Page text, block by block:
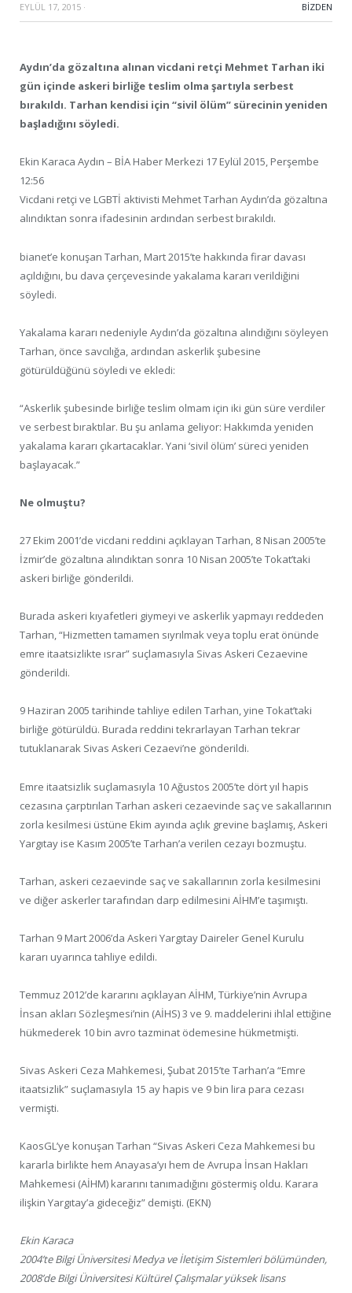
EYLÜL 17, 2015 · BIZDEN
Aydın’da gözaltına alınan vicdani retçi Mehmet Tarhan iki
gün içinde askeri birliğe teslim olma şartıyla serbest
bırakıldı. Tarhan kendisi için “sivil ölüm” sürecinin yeniden
başladığını söyledi.
Ekin Karaca Aydın – BİA Haber Merkezi 17 Eylül 2015, Perşembe
12:56
Vicdani retçi ve LGBTİ aktivisti Mehmet Tarhan Aydın’da gözaltına
alındıktan sonra ifadesinin ardından serbest bırakıldı.
bianet’e konuşan Tarhan, Mart 2015’te hakkında firar davası
açıldığını, bu dava çerçevesinde yakalama kararı verildiğini
söyledi.
Yakalama kararı nedeniyle Aydın’da gözaltına alındığını söyleyen
Tarhan, önce savcılığa, ardından askerlik şubesine
götürüldüğünü söyledi ve ekledi:
“Askerlik şubesinde birliğe teslim olmam için iki gün süre verdiler
ve serbest bıraktılar. Bu şu anlama geliyor: Hakkımda yeniden
yakalama kararı çıkartacaklar. Yani ‘sivil ölüm’ süreci yeniden
başlayacak.”
Ne olmuştu?
27 Ekim 2001’de vicdani reddini açıklayan Tarhan, 8 Nisan 2005’te
İzmir’de gözaltına alındıktan sonra 10 Nisan 2005’te Tokat’taki
askeri birliğe gönderildi.
Burada askeri kıyafetleri giymeyi ve askerlik yapmayı reddeden
Tarhan, “Hizmetten tamamen sıyrılmak veya toplu erat önünde
emre itaatsizlikte ısrar” suçlamasıyla Sivas Askeri Cezaevine
gönderildi.
9 Haziran 2005 tarihinde tahliye edilen Tarhan, yine Tokat’taki
birliğe götürüldü. Burada reddini tekrarlayan Tarhan tekrar
tutuklanarak Sivas Askeri Cezaevi’ne gönderildi.
Emre itaatsizlik suçlamasıyla 10 Ağustos 2005’te dört yıl hapis
cezasına çarptırılan Tarhan askeri cezaevinde saç ve sakallarının
zorla kesilmesi üstüne Ekim ayında açlık grevine başlamış, Askeri
Yargıtay ise Kasım 2005’te Tarhan’a verilen cezayı bozmuştu.
Tarhan, askeri cezaevinde saç ve sakallarının zorla kesilmesini
ve diğer askerler tarafından darp edilmesini AİHM’e taşımıştı.
Tarhan 9 Mart 2006’da Askeri Yargıtay Daireler Genel Kurulu
kararı uyarınca tahliye edildi.
Temmuz 2012’de kararını açıklayan AİHM, Türkiye’nin Avrupa
İnsan akları Sözleşmesi’nin (AİHS) 3 ve 9. maddelerini ihlal ettiğine
hükmederek 10 bin avro tazminat ödemesine hükmetmişti.
Sivas Askeri Ceza Mahkemesi, Şubat 2015’te Tarhan’a “Emre
itaatsizlik” suçlamasıyla 15 ay hapis ve 9 bin lira para cezası
vermişti.
KaosGL’ye konuşan Tarhan “Sivas Askeri Ceza Mahkemesi bu
kararla birlikte hem Anayasa’yı hem de Avrupa İnsan Hakları
Mahkemesi (AİHM) kararını tanımadığını göstermiş oldu. Karara
ilişkin Yargıtay’a gideceğiz” demişti. (EKN)
Ekin Karaca
2004’te Bilgi Üniversitesi Medya ve İletişim Sistemleri bölümünden,
2008’de Bilgi Üniversitesi Kültürel Çalışmalar yüksek lisans